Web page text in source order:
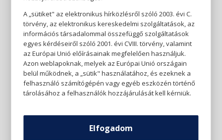
A „sütiket" az elektronikus hírközlésről szóló 2003. évi C.
törvény, az elektronikus kereskedelmi szolgáltatások, az
információs társadalommal összefüggő szolgáltatások
egyes kérdéseiről szóló 2001. évi CVIII. törvény, valamint
az Európai Unió előírásainak megfelelően használjuk.
Azon weblapoknak, melyek az Európai Unió országain
belül működnek, a „sütik" használatához, és ezeknek a
felhasználó számítógépén vagy egyéb eszközén történő
tárolásához a felhasználók hozzájárulását kell kérniük.
Elfogadom